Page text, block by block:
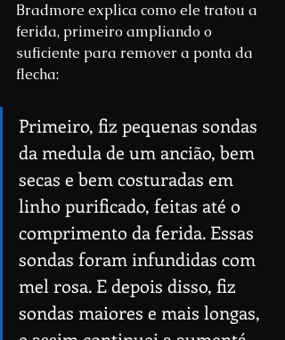
Bradmore explica como ele tratou a
ferida, primeiro ampliando o
suficiente para remover a ponta da
flecha:
Primeiro, fiz pequenas sondas
da medula de um ancião, bem
secas e bem costuradas em
linho purificado, feitas até o
comprimento da ferida. Essas
sondas foram infundidas com
mel rosa. E depois disso, fiz
sondas maiores e mais longas,